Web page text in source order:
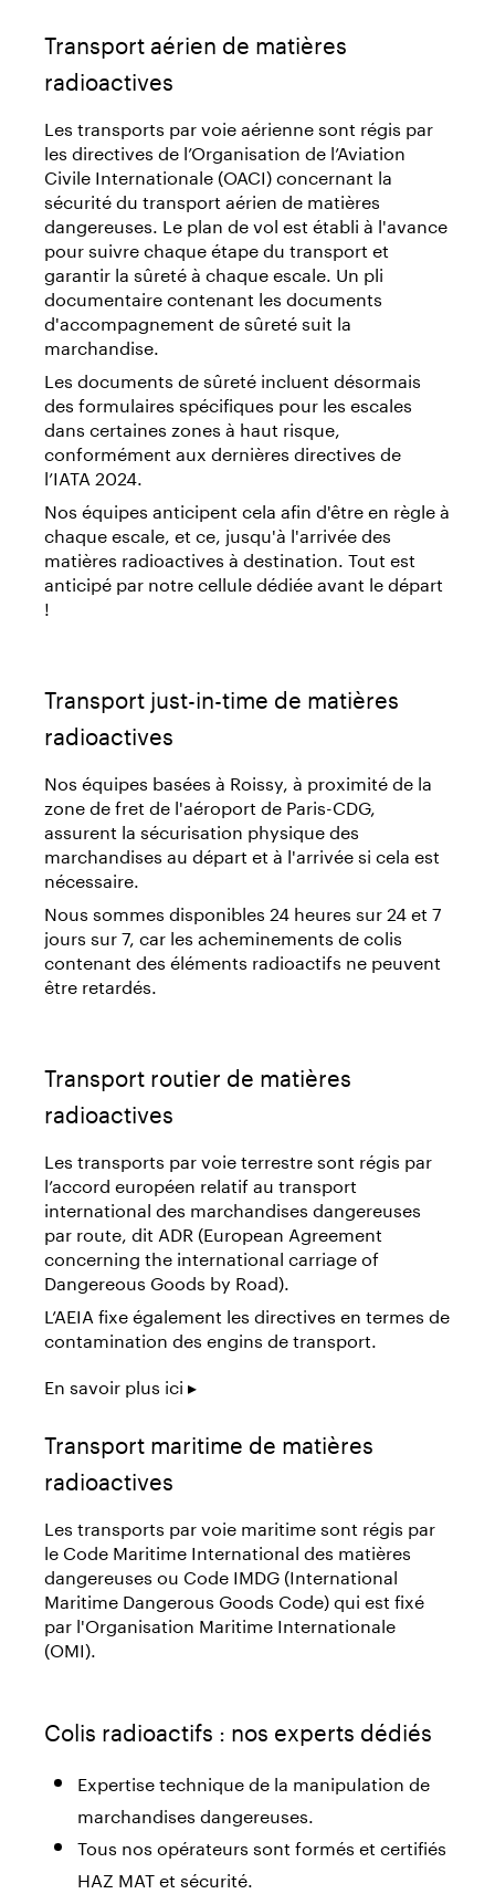
Transport aérien de matières
radioactives
Les transports par voie aérienne sont régis par
les directives de l’Organisation de l’Aviation
Civile Internationale (OACI) concernant la
sécurité du transport aérien de matières
dangereuses. Le plan de vol est établi à l'avance
pour suivre chaque étape du transport et
garantir la sûreté à chaque escale. Un pli
documentaire contenant les documents
d'accompagnement de sûreté suit la
marchandise.
Les documents de sûreté incluent désormais
des formulaires spécifiques pour les escales
dans certaines zones à haut risque,
conformément aux dernières directives de
l’IATA 2024.
Nos équipes anticipent cela afin d'être en règle à
chaque escale, et ce, jusqu'à l'arrivée des
matières radioactives à destination. Tout est
anticipé par notre cellule dédiée avant le départ
!
Transport just-in-time de matières
radioactives
Nos équipes basées à Roissy, à proximité de la
zone de fret de l'aéroport de Paris-CDG,
assurent la sécurisation physique des
marchandises au départ et à l'arrivée si cela est
nécessaire.
Nous sommes disponibles 24 heures sur 24 et 7
jours sur 7, car les acheminements de colis
contenant des éléments radioactifs ne peuvent
être retardés.
Transport routier de matières
radioactives
Les transports par voie terrestre sont régis par
l’accord européen relatif au transport
international des marchandises dangereuses
par route, dit ADR (European Agreement
concerning the international carriage of
Dangereous Goods by Road).
L’AEIA fixe également les directives en termes de
contamination des engins de transport.
En savoir plus ici ▸
Transport maritime de matières
radioactives
Les transports par voie maritime sont régis par
le Code Maritime International des matières
dangereuses ou Code IMDG (International
Maritime Dangerous Goods Code) qui est fixé
par l'Organisation Maritime Internationale
(OMI).
Colis radioactifs : nos experts dédiés
Expertise technique de la manipulation de
marchandises dangereuses.
Tous nos opérateurs sont formés et certifiés
HAZ MAT et sécurité.